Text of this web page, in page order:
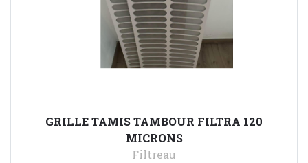
GRILLE TAMIS TAMBOUR FILTRA 120
MICRONS
Filtreau